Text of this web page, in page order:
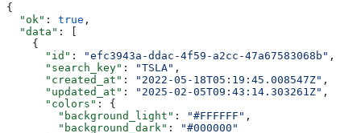
{
  "ok"
: true ,
  "data"
: [
    {
      "id"
: "efc3943a-ddac-4f59-a2cc-47a67583068b" ,
      "search_key"
: "TSLA" ,
      "created_at"
: "2022-05-18T05:19:45.008547Z" ,
      "updated_at"
: "2025-02-05T09:43:14.303261Z" ,
      "colors"
: {
        "background_light"
: "#FFFFFF" ,
        "background_dark"
:
"#000000"